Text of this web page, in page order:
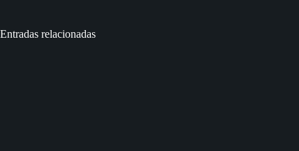
Entradas relacionadas